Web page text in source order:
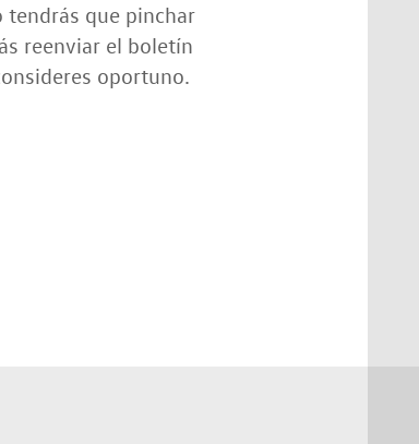
que pinchar
reenviar el boletín
oportuno.